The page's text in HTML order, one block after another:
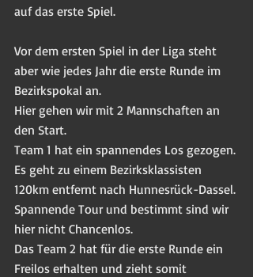
auf das erste Spiel.
Vor dem ersten Spiel in der Liga steht
aber wie jedes Jahr die erste Runde im
Bezirkspokal an.
Hier gehen wir mit 2 Mannschaften an
den Start.
Team 1 hat ein spannendes Los gezogen.
Es geht zu einem Bezirksklassisten
120km entfernt nach Hunnesrück-Dassel.
Spannende Tour und bestimmt sind wir
hier nicht Chancenlos.
Das Team 2 hat für die erste Runde ein
Freilos erhalten und zieht somit